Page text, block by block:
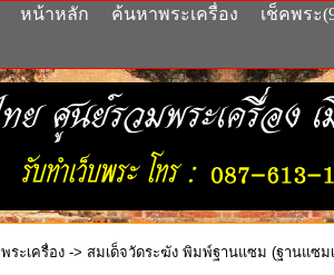
หน้าหลัก ค้นหาพระเครื่อง เช็คพระ
พระเครื่อง -> สมเด็จวัดระฆัง พิมพ์ฐานแซม (ฐานแซม